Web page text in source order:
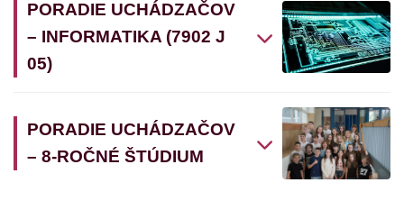
PORADIE UCHÁDZAČOV
– INFORMATIKA (7902 J
05)
PORADIE UCHÁDZAČOV
– 8-ROČNÉ ŠTÚDIUM